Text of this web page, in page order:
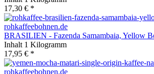
17,30 € *
BRASILIEN - Fazenda Samambaia, Yellow
Inhalt 1 Kilogramm
17,95 € *